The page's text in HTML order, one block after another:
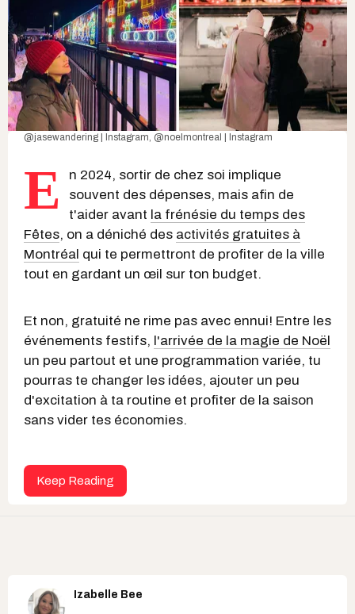
@jasewandering | Instagram @noelmontreal | Instagram
E
n 2024, sortir de chez soi implique
souvent des dépenses, mais afin de
t'aider avant la frénésie du temps des
Fêtes, on a déniché des activités gratuites à
Montréal qui te permettront de profiter de la ville
tout en gardant un œil sur ton budget.
Et non, gratuité ne rime pas avec ennui! Entre les
événements festifs, l'arrivée de la magie de Noël
un peu partout et une programmation variée, tu
pourras te changer les idées, ajouter un peu
d'excitation à ta routine et profiter de la saison
sans vider tes économies.
Keep Reading
Izabelle Bee